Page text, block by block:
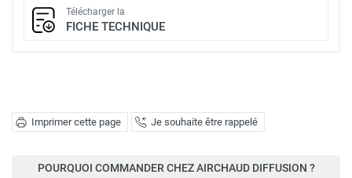
Imprimer cette page Je souhaite être rappelé
Télécharger la
FICHE TECHNIQUE
POURQUOI COMMANDER CHEZ AIRCHAUD DIFFUSION ?